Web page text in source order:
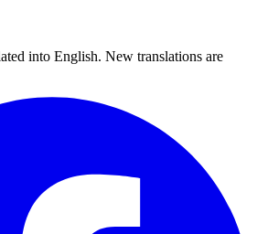
into English. New translations are